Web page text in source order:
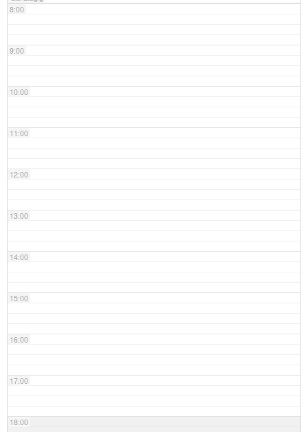
8:00
9:00
10:00
11:00
12:00
13:00
14:00
15:00
16:00
17:00
18:00